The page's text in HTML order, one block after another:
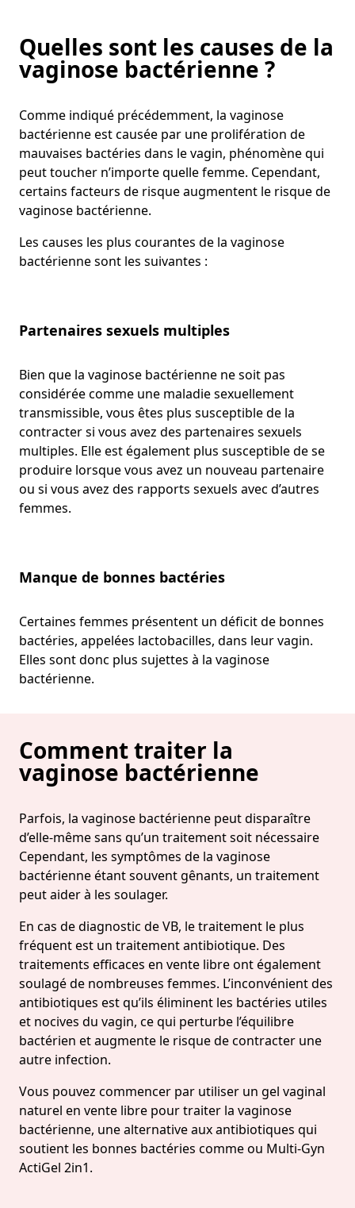
Quelles sont les causes de la
vaginose bactérienne ?
Comme indiqué précédemment, la vaginose
bactérienne est causée par une prolifération de
mauvaises bactéries dans le vagin, phénomène qui
peut toucher n’importe quelle femme. Cependant,
certains facteurs de risque augmentent le risque de
vaginose bactérienne.
Les causes les plus courantes de la vaginose
bactérienne sont les suivantes :
Partenaires sexuels multiples
Bien que la vaginose bactérienne ne soit pas
considérée comme une maladie sexuellement
transmissible, vous êtes plus susceptible de la
contracter si vous avez des partenaires sexuels
multiples. Elle est également plus susceptible de se
produire lorsque vous avez un nouveau partenaire
ou si vous avez des rapports sexuels avec d’autres
femmes.
Manque de bonnes bactéries
Certaines femmes présentent un déficit de bonnes
bactéries, appelées lactobacilles, dans leur vagin.
Elles sont donc plus sujettes à la vaginose
bactérienne.
Comment traiter la
vaginose bactérienne
Parfois, la vaginose bactérienne peut disparaître
d’elle-même sans qu’un traitement soit nécessaire
Cependant, les symptômes de la vaginose
bactérienne étant souvent gênants, un traitement
peut aider à les soulager.
En cas de diagnostic de VB, le traitement le plus
fréquent est un traitement antibiotique. Des
traitements efficaces en vente libre ont également
soulagé de nombreuses femmes. L’inconvénient des
antibiotiques est qu’ils éliminent les bactéries utiles
et nocives du vagin, ce qui perturbe l’équilibre
bactérien et augmente le risque de contracter une
autre infection.
Vous pouvez commencer par utiliser un gel vaginal
naturel en vente libre pour traiter la vaginose
bactérienne, une alternative aux antibiotiques qui
soutient les bonnes bactéries comme ou Multi-Gyn
ActiGel 2in1.